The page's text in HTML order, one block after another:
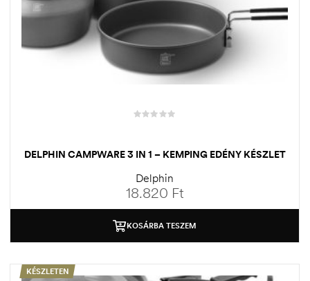
DELPHIN CAMPWARE 3 IN 1 – KEMPING EDÉNY KÉSZLET
Delphin
18.820 Ft
KOSÁRBA TESZEM
KÉSZLETEN